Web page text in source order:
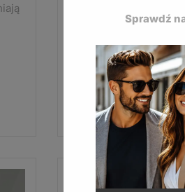
Modne okulary
stworzone
16,50
Sprawdź